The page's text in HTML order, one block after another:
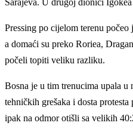
Sarajeva. U drugoj dionici
Pressing po cijelom terenu
a domaći su preko Roriea,
počeli topiti veliku razliku.
Bosna je u tim trenucima upala
tehničkih grešaka i dosta
ipak na odmor otišli sa velikih